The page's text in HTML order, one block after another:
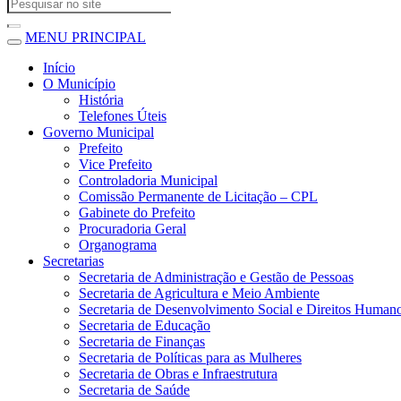
MENU PRINCIPAL
Início
O Município
História
Telefones Úteis
Governo Municipal
Prefeito
Vice Prefeito
Controladoria Municipal
Comissão Permanente de Licitação – CPL
Gabinete do Prefeito
Procuradoria Geral
Organograma
Secretarias
Secretaria de Administração e Gestão de Pessoas
Secretaria de Agricultura e Meio Ambiente
Secretaria de Desenvolvimento Social e Direitos
Secretaria de Educação
Secretaria de Finanças
Secretaria de Políticas para as Mulheres
Secretaria de Obras e Infraestrutura
Secretaria de Saúde